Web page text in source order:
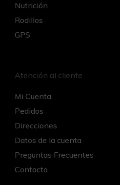
Nutrición
Rodillos
GPS
Atención al cliente
Mi Cuenta
Pedidos
Direcciones
Datos de la cuenta
Preguntas Frecuentes
Contacto